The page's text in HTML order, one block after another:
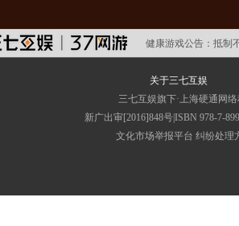
健康游戏公告： 抵制
关于三七互娱
三七互娱旗下·上海硬通网
新广出审[2016]848号|ISBN 978-7-
文化市场举报平台 纠纷处理